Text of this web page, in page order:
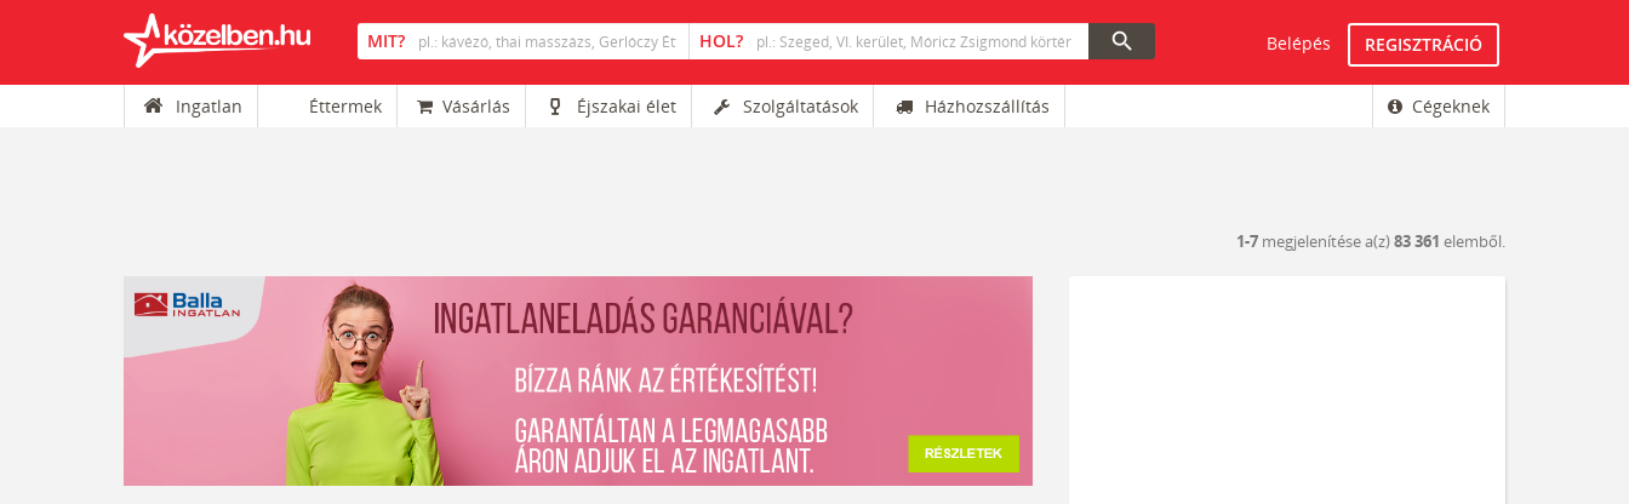
search Belépés REGISZTRÁCIÓ
Ingatlan Éttermek Vásárlás Éjszakai élet Szolgáltatások Házhozszállítás Cégeknek
1-7 megjelenítése a(z)83 361 elemből.